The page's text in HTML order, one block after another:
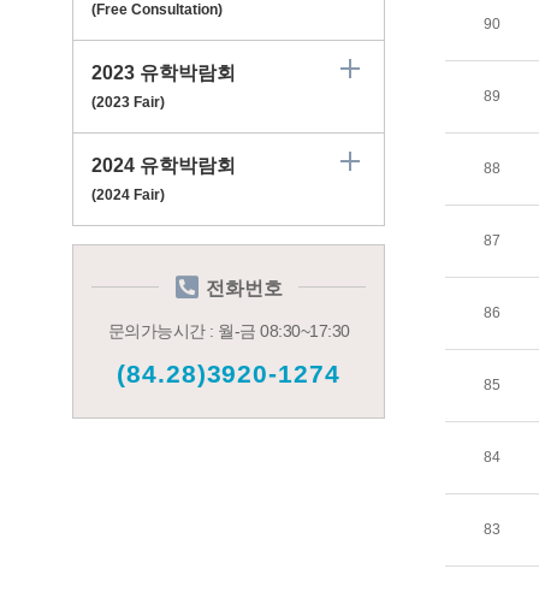
(Free Consultation)
2023 유학박람회
(2023 Fair)
2024 유학박람회
(2024 Fair)
전화번호
문의가능시간 : 월-금 08:30~17:30
(84.28)3920-1274
90
89
88
87
86
85
84
83